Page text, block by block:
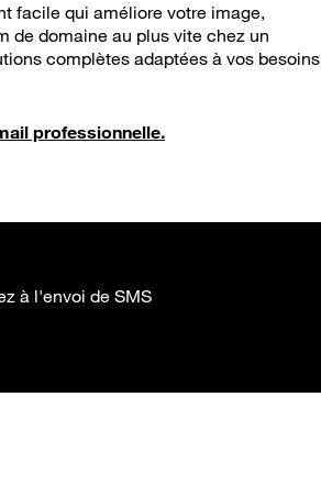
facile qui améliore votre image,
de domaine au plus vite chez un
complètes adaptées à vos besoins
professionnelle.
à l'envoi de SMS